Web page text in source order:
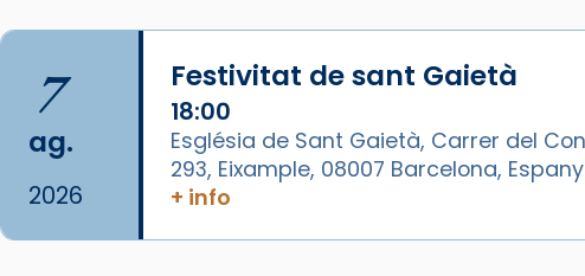
Imatge: Generada amb IA
(OpenAI)
Video
View on Facebook · Share
Arquebisbat de Barcelona
7
ag.
2026
Festivitat de sant Gaietà
18:00
Església de Sant Gaietà, Carrer del
293, Eixample, 08007 Barcelona,
+ info